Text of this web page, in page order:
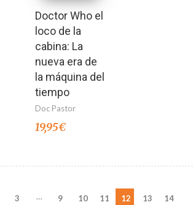
Doctor Who el
loco de la
cabina: La
nueva era de
la máquina del
tiempo
Doc Pastor
19,95€
3 … 9 10 11 12 13
14